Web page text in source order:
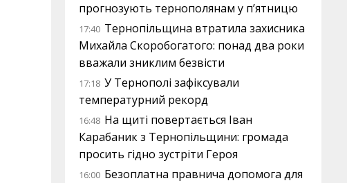
прогнозують тернополянам у п’ятницю
17:40 Тернопільщина втратила захисника
Михайла Скоробогатого: понад два роки
вважали зниклим безвісти
17:18 У Тернополі зафіксували
температурний рекорд
16:48 На щиті повертається Іван
Карабаник з Тернопільщини: громада
просить гідно зустріти Героя
16:00 Безоплатна правнича допомога для